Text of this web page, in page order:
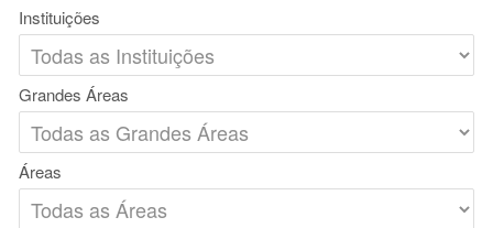
Instituições
Grandes Áreas
Áreas